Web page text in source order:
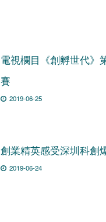
電視欄目《創孵世代》
賽
2019-06-25
創業精英感受深圳科創
2019-06-24